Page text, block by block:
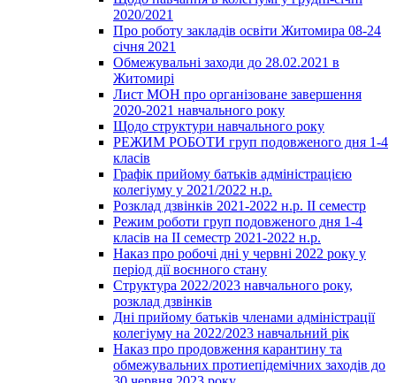
2020/2021
Про роботу закладів освіти Житомира 08-24
січня 2021
Обмежувальні заходи до 28.02.2021 в
Житомирі
Лист МОН про організоване завершення
2020-2021 навчального року
Щодо структури навчального року
РЕЖИМ РОБОТИ груп подовженого дня 1-4
класів
Графік прийому батьків адміністрацією
колегіуму у 2021/2022 н.р.
Розклад дзвінків 2021-2022 н.р. ІІ семестр
Режим роботи груп подовженого дня 1-4
класів на ІІ семестр 2021-2022 н.р.
Наказ про робочі дні у червні 2022 року у
період дії воєнного стану
Структура 2022/2023 навчального року,
розклад дзвінків
Дні прийому батьків членами адміністрації
колегіуму на 2022/2023 навчальний рік
Наказ про продовження карантину та
обмежувальних протиепідемічних заходів до